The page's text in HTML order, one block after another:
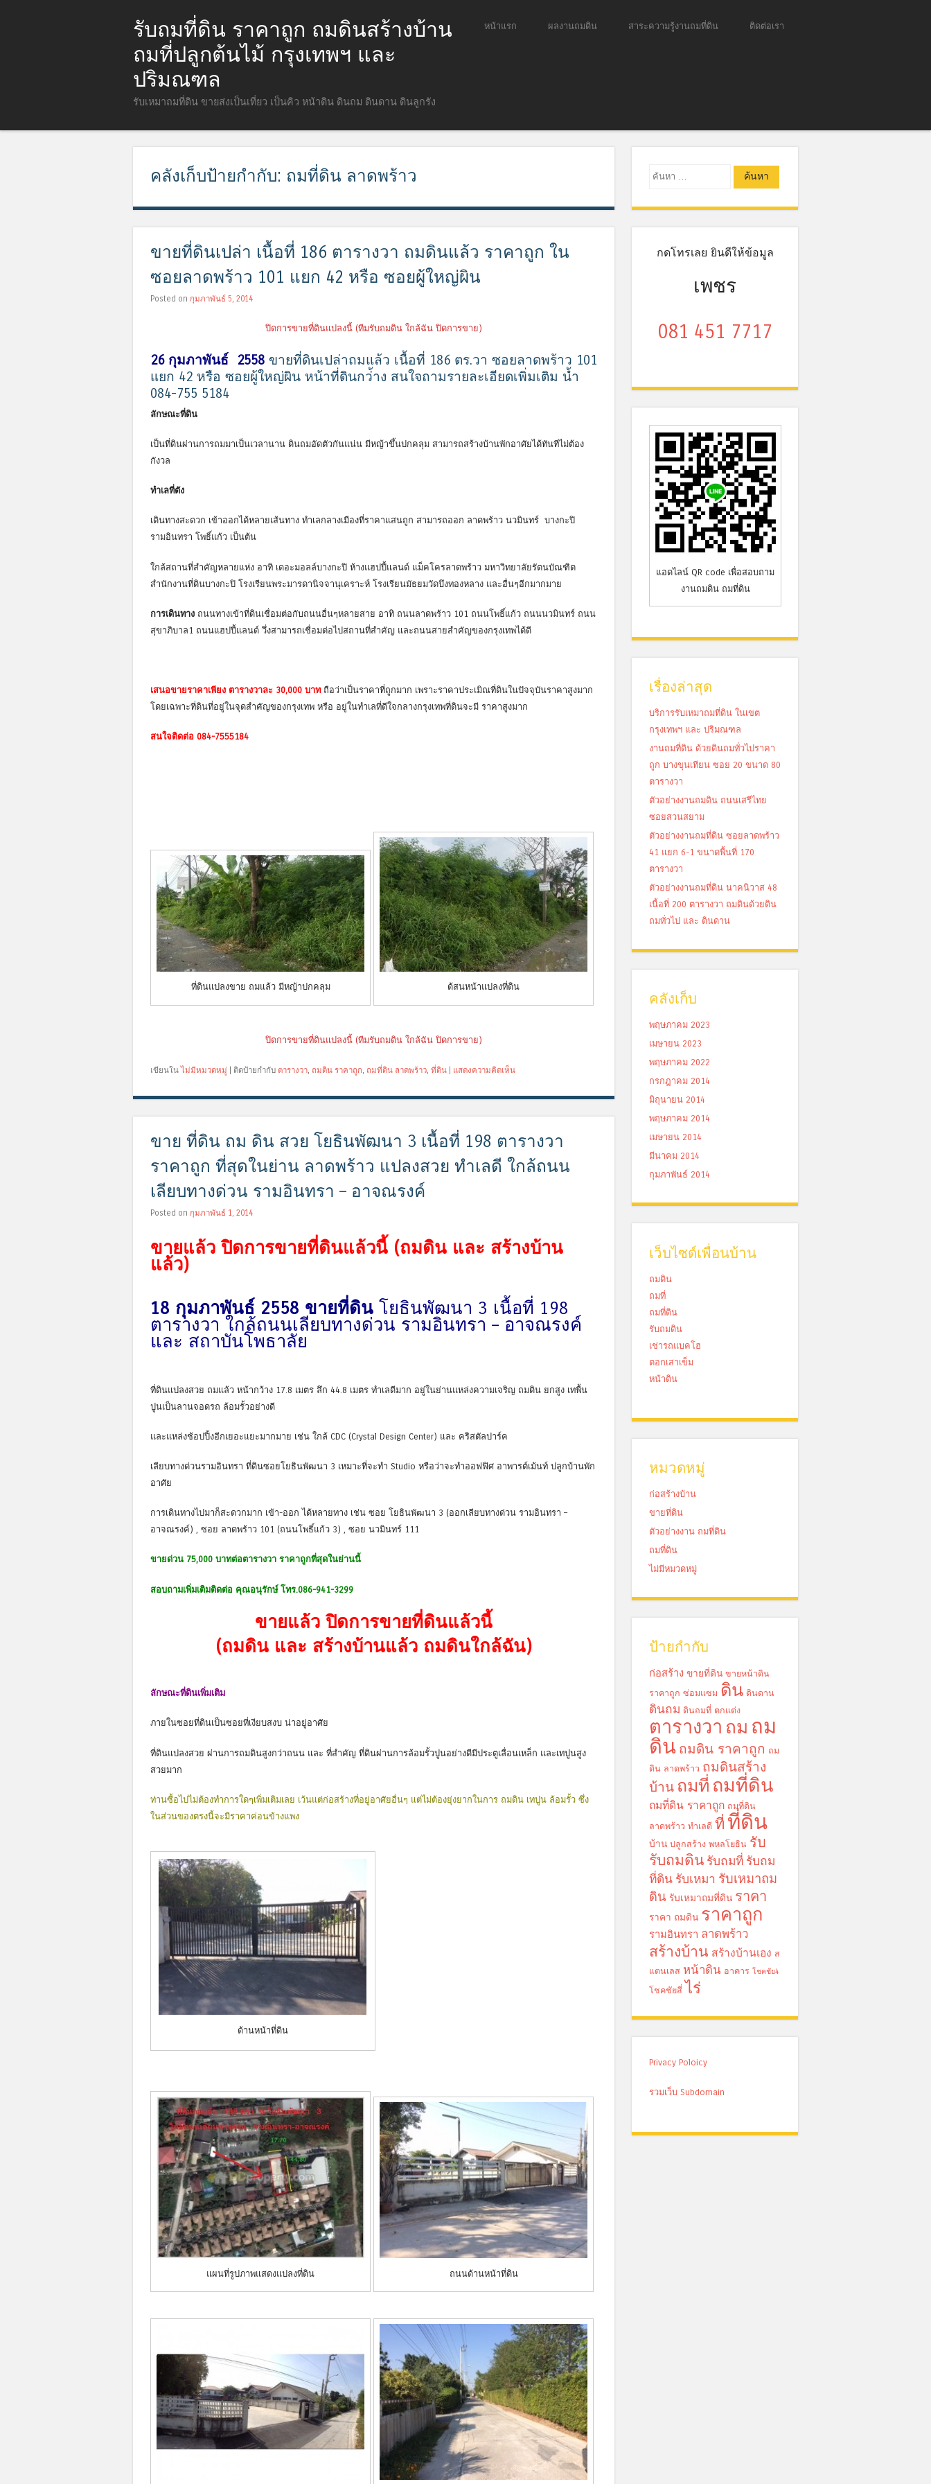
รับถมที่ดิน ราคาถูก ถมดินสร้างบ้าน
ถมที่ปลูกต้นไม้ กรุงเทพฯ และ
ปริมณฑล
รับเหมาถมที่ดิน ขายส่งเป็นเที่ยว เป็นคิว หน้าดิน ดินถม ดินดาน ดินลูกรัง
ข้ามไปยังเนื้อหา
หน้าแรก ผลงานถมดิน สาระความรู้งานถมที่ดิน ติดต่อเรา
คลังเก็บป้ายกำกับ: ถมที่ดิน ลาดพร้าว
ขายที่ดินเปล่า เนื้อที่ 186 ตารางวา ถมดินแล้ว ราคาถูก ใน
ซอยลาดพร้าว 101 แยก 42 หรือ ซอยผู้ใหญ่ผิน
Posted on กุมภาพันธ์ 5, 2014
ปิดการขายที่ดินแปลงนี้ (ทีมรับถมดิน ใกล้ฉัน ปิดการขาย)
26 กุมภาพันธ์ 2558 ขายที่ดินเปล่าถมแล้ว เนื้อที่ 186 ตร.วา ซอยลาดพร้าว 101
แยก 42 หรือ ซอยผู้ใหญ่ผิน หน้าที่ดินกว่้าง สนใจถามรายละเอียดเพิ่มเติม น้ำ
084-755 5184
ลักษณะที่ดิน
เป็นที่ดินผ่านการถมมาเป็นเวลานาน ดินถมอัดตัวกันแน่น มีหญ้าขึ้นปกคลุม สามารถสร้างบ้านพักอาศัยได้ทันทีไม่ต้อง
กังวล
ทำเลที่ตัง
เดินทางสะดวก เข้าออกได้หลายเส้นทาง ทำเลกลางเมืองที่ราคาแสนถูก สามารถออก ลาดพร้าว นวมินทร์ บางกะปิ
รามอินทรา โพธิ์แก้ว เป็นต้น
ใกล้สถานที่สำคัญหลายแห่ง อาทิ เดอะมอลล์บางกะปิ ห้างแฮปปี้แลนด์ แม็คโครลาดพร้าว มหาวิทยาลัยรัตนบัณฑิต
สำนักงานที่ดินบางกะปิ โรงเรียนพระมารดานิจจานุเคราะห์ โรงเรียนมัธยมวัดบึงทองหลาง และอื่นๆอีกมากมาย
การเดินทาง ถนนทางเข้าที่ดินเชื่อมต่อกับถนนอื่นๆหลายสาย อาทิ ถนนลาดพร้าว 101 ถนนโพธิ์แก้ว ถนนนวมินทร์ ถนน
สุขาภิบาล1 ถนนแฮปปี้แลนด์ วึ่งสามารถเชื่อมต่อไปสถานที่สำคัญ และถนนสายสำคัญของกรุงเทพได้ดี
เสนอขายราคาเพียง ตารางวาละ 30,000 บาทถือว่าเป็นราคาที่ถูกมาก เพราะราคาประเมิณที่ดินในปัจจุบันราคาสูงมาก
โดยเฉพาะที่ดินที่อยู่ในจุดสำคัญของกรุงเทพ หรือ อยู่ในทำเลที่ดีใจกลางกรุงเทพที่ดินจะมี ราคาสูงมาก
สนใจติดต่อ 084-7555184
ที่ดินแปลงขาย ถมแล้ว มีหญ้าปกคลุม ด้สนหน้าแปลงที่ดิน
ปิดการขายที่ดินแปลงนี้ (ทีมรับถมดิน ใกล้ฉัน ปิดการขาย)
เขียนในไม่มีหมวดหมู่ ติดป้ายกำกับ ตารางวา, ถมดิน ราคาถูก, ถมที่ดิน ลาดพร้าว, ที่ดิน แสดงความคิดเห็น
ขาย ที่ดิน ถม ดิน สวย โยธินพัฒนา 3 เนื้อที่ 198 ตารางวา
ราคาถูก ที่สุดในย่าน ลาดพร้าว แปลงสวย ทำเลดี ใกล้ถนน
เลียบทางด่วน รามอินทรา – อาจณรงค์
Posted on กุมภาพันธ์ 1, 2014
ขายแล้ว ปิดการขายที่ดินแล้วนี้ (ถมดิน และ สร้างบ้าน
แล้ว)
18 กุมภาพันธ์ 2558 ขายที่ดิน โยธินพัฒนา 3 เนื้อที่ 198
ตารางวา ใกล้ถนนเลียบทางด่วน รามอินทรา – อาจณรงค์
และ สถาบันโพธาลัย
ที่ดินแปลงสวย ถมแล้ว หน้ากว้าง 17.8 เมตร ลึก 44.8 เมตร ทำเลดีมาก อยู่ในย่านแหล่งความเจริญ ถมดิน ยกสูง เทพื้น
ปูนเป็นลานจอดรถ ล้อมรั้วอย่างดี
และแหล่งช้อปปิ้งอีกเยอะแยะมากมาย เช่น ใกล้ CDC (Crystal Design Center) และ คริสตัลปาร์ค
เลียบทางด่วนรามอินทรา ที่ดินซอยโยธินพัฒนา 3 เหมาะที่จะทำ Studio หรือว่าจะทำออฟฟิศ อาพารต์เม้นท์ ปลูกบ้านพัก
อาศัย
การเดินทางไปมาก็สะดวกมาก เข้า-ออก ได้หลายทาง เช่น ซอย โยธินพัฒนา 3 (ออกเลียบทางด่วน รามอินทรา –
อาจณรงค์) , ซอย ลาดพร้าว 101 (ถนนโพธิ์แก้ว 3) , ซอย นวมินทร์ 111
ขายด่วน 75,000 บาทต่อตารางวา ราคาถูกที่สุดในย่านนี้
สอบถามเพิ่มเติมติดต่อ คุณอนุรักษ์ โทร.086-941-3299
ขายแล้ว ปิดการขายที่ดินแล้วนี้
(ถมดิน และ สร้างบ้านแล้ว ถมดินใกล้ฉัน)
ลักษณะที่ดินเพิ่มเติม
ภายในซอยที่ดินเป็นซอยที่เงียบสงบ น่าอยู่อาศัย
ที่ดินแปลงสวย ผ่านการถมดินสูงกว่าถนน และ ที่สำคัญ ที่ดินผ่านการล้อมรั้วปูนอย่างดีมีประตูเลื่อนเหล็ก และเทปูนสูง
สวยมาก
ท่านซื้อไปไม่ต้องทำการใดๆเพิ่มเติมเลย เว้นแต่ก่อสร้างที่อยู่อาศัยอื่นๆ แต่ไม่ต้องยุ่งยากในการ ถมดิน เทปูน ล้อมรั้ว ซึ่ง
ในส่วนของตรงนี้จะมีราคาค่อนข้างแพง
ด้านหน้าที่ดิน
แผนที่รูปภาพแสดงแปลงที่ดิน ถนนด้านหน้าที่ดิน
ค้นหา
กดโทรเลย ยินดีให้ข้อมูล
เพชร
081 451 7717
แอดไลน์ QR code เพื่อสอบถาม
งานถมดิน ถมที่ดิน
เรื่องล่าสุด
บริการรับเหมาถมที่ดิน ในเขต
กรุงเทพฯ และ ปริมณฑล
งานถมที่ดิน ด้วยดินถมทั่วไปราคา
ถูก บางขุนเทียน ซอย 20 ขนาด 80
ตารางวา
ตัวอย่างงานถมดิน ถนนเสรีไทย
ซอยสวนสยาม
ตัวอย่างงานถมที่ดิน ซอยลาดพร้าว
41 แยก 6-1 ขนาดพื้นที่ 170
ตารางวา
ตัวอย่างงานถมที่ดิน นาคนิวาส 48
เนื้อที่ 200 ตารางวา ถมดินด้วยดิน
ถมทั่วไป และ ดินดาน
คลังเก็บ
พฤษภาคม 2023
เมษายน 2023
พฤษภาคม 2022
กรกฎาคม 2014
มิถุนายน 2014
พฤษภาคม 2014
เมษายน 2014
มีนาคม 2014
กุมภาพันธ์ 2014
เว็บไซด์เพื่อนบ้าน
ถมดิน
ถมที่
ถมที่ดิน
รับถมดิน
เช่ารถแบคโฮ
ตอกเสาเข็ม
หน้าดิน
หมวดหมู่
ก่อสร้างบ้าน
ขายที่ดิน
ตัวอย่างงาน ถมที่ดิน
ถมที่ดิน
ไม่มีหมวดหมู่
ป้ายกำกับ
ก่อสร้าง ขายที่ดิน ขายหน้าดิน
ราคาถูก ซ่อมแซม ดิน ดินดาน
ดินถม ดินถมที่ ตกแต่ง
ตารางวา ถม ถม
ดิน ถมดิน ราคาถูก ถม
ดิน ลาดพร้าว ถมดินสร้าง
บ้าน ถมที่ ถมที่ดิน
ถมที่ดิน ราคาถูก ถมที่ดิน
ลาดพร้าว ทำเลดี ที่ ที่ดิน
บ้าน ปลูกสร้าง พหลโยธิน รับ
รับถมดิน รับถมที่ รับถม
ที่ดิน รับเหมา รับเหมาถม
ดิน รับเหมาถมที่ดิน ราคา
ราคา ถมดิน ราคาถูก
รามอินทรา ลาดพร้าว
สร้างบ้าน สร้างบ้านเอง ส
แตนเลส หน้าดิน อาคาร โชคชัย4
โชคชัยสี่ ไร่
Privacy Poloicy
รวมเว็บ Subdomain